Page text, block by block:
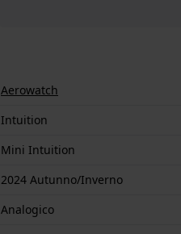
Aerowatch
Intuition
Mini Intuition
2024 Autunno/Inverno
Analogico